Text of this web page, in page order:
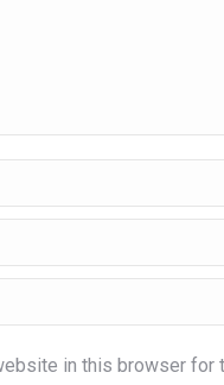
in this browser for